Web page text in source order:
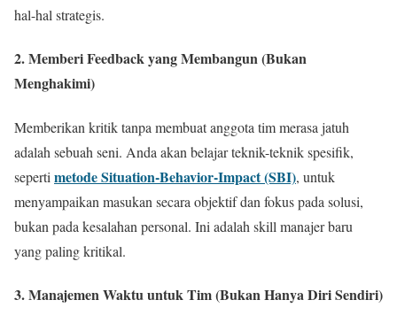
hal-hal strategis.
2. Memberi Feedback yang Membangun (Bukan
Menghakimi)
Memberikan kritik tanpa membuat anggota tim merasa jatuh
adalah sebuah seni. Anda akan belajar teknik-teknik spesifik,
seperti metode Situation-Behavior-Impact (SBI), untuk
menyampaikan masukan secara objektif dan fokus pada solusi,
bukan pada kesalahan personal. Ini adalah skill manajer baru
yang paling kritikal.
3. Manajemen Waktu untuk Tim (Bukan Hanya Diri Sendiri)